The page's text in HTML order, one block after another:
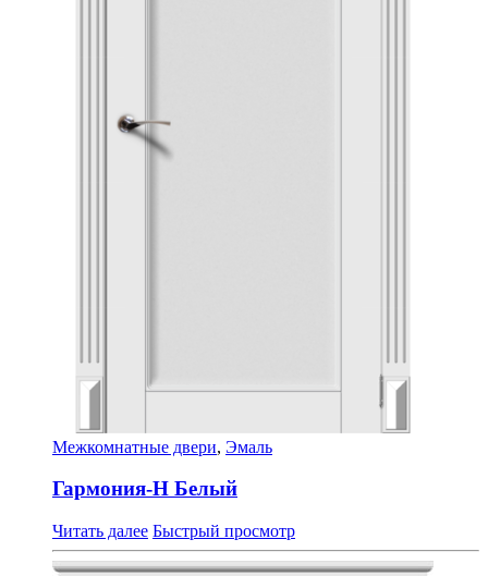
Межкомнатные двери, Эмаль
Гармония-Н Белый
Читать далее Быстрый просмотр